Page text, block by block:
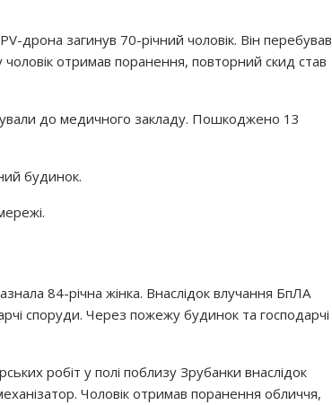
дрона загинув 70-річний чоловік. Він перебував
отримав поранення, повторний скид став
до медичного закладу. Пошкоджено 13
будинок.
84-річна жінка. Внаслідок влучання БпЛА
споруди. Через пожежу будинок та господарчі
робіт у полі поблизу Зрубанки внаслідок
Чоловік отримав поранення обличчя,